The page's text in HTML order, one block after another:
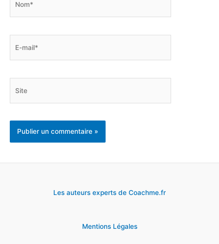
Les auteurs experts de Coachme.fr
Mentions Légales